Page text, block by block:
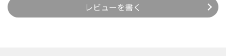
レビューを書く